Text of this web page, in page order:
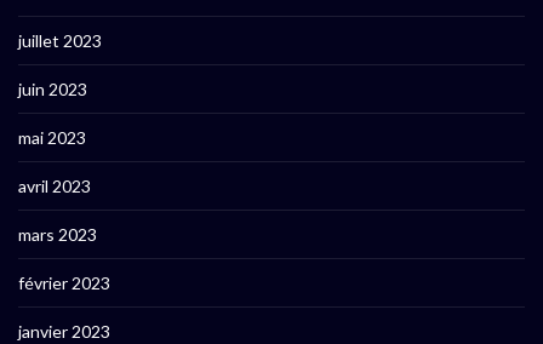
juillet 2023
juin 2023
mai 2023
avril 2023
mars 2023
février 2023
janvier 2023